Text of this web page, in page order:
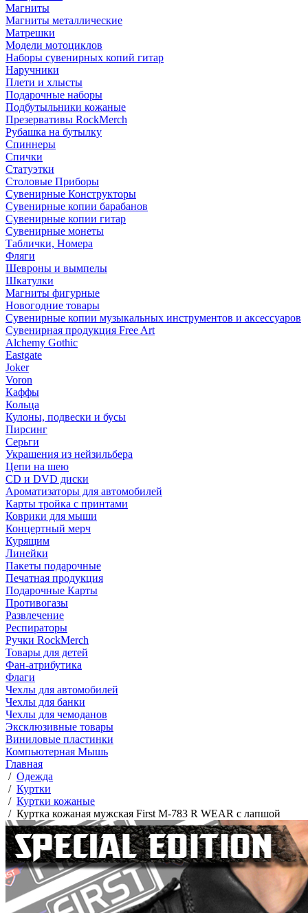
Магниты
Магниты металлические
Матрешки
Модели мотоциклов
Наборы сувенирных копий гитар
Наручники
Плети и хлысты
Подарочные наборы
Подбутыльники кожаные
Презервативы RockMerch
Рубашка на бутылку
Спиннеры
Спички
Статуэтки
Столовые Приборы
Сувенирные Конструкторы
Сувенирные копии барабанов
Сувенирные копии гитар
Сувенирные монеты
Таблички, Номера
Фляги
Шевроны и вымпелы
Шкатулки
Магниты фигурные
Новогодние товары
Сувенирные копии музыкальных инструментов и аксессуаров
Сувенирная продукция Free Art
Alchemy Gothic
Eastgate
Joker
Voron
Каффы
Кольца
Кулоны, подвески и бусы
Пирсинг
Серьги
Украшения из нейзильбера
Цепи на шею
CD и DVD диски
Ароматизаторы для автомобилей
Карты тройка с принтами
Коврики для мыши
Концертный мерч
Курящим
Линейки
Пакеты подарочные
Печатная продукция
Подарочные Карты
Противогазы
Развлечение
Респираторы
Ручки RockMerch
Товары для детей
Фан-атрибутика
Флаги
Чехлы для автомобилей
Чехлы для банки
Чехлы для чемоданов
Эксклюзивные товары
Виниловые пластинки
Компьютерная Мышь
Главная
/ Одежда
/ Куртки
/ Куртки кожаные
/ Куртка кожаная мужская First M-783 R WEAR с лапшой